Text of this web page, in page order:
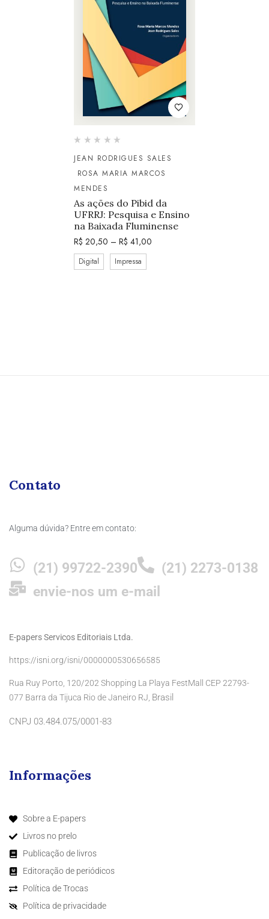
JEAN RODRIGUES SALES
ROSA MARIA MARCOS
MENDES
As ações do Pibid da
UFRRJ: Pesquisa e Ensino
na Baixada Fluminense
R$ 20,50 – R$ 41,00
Digital Impressa
Contato
Alguma dúvida? Entre em contato:
(21) 99722-2390
(21) 2273-0138
envie-nos um e-mail
E-papers Servicos Editoriais Ltda.
https://isni.org/isni/0000000530656585
Rua Ruy Porto, 120/202 Shopping La Playa FestMall CEP 22793-
077 Barra da Tijuca Rio de Janeiro RJ, Brasil
CNPJ 03.484.075/0001-83
Informações
Sobre a E-papers
Livros no prelo
Publicação de livros
Editoração de periódicos
Política de Trocas
Política de privacidade